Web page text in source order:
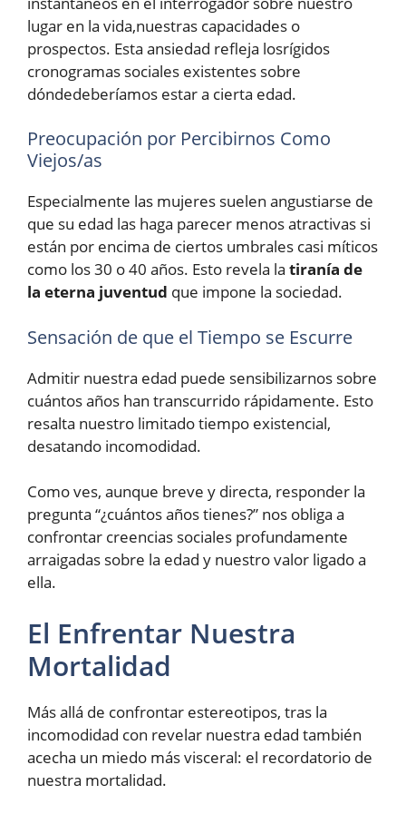
lugar en la vida,nuestras capacidades o
prospectos. Esta ansiedad refleja losrígidos
cronogramas sociales existentes sobre
dóndedeberíamos estar a cierta edad.
Preocupación por Percibirnos Como
Viejos/as
Especialmente las mujeres suelen angustiarse de
que su edad las haga parecer menos atractivas si
están por encima de ciertos umbrales casi míticos
como los 30 o 40 años. Esto revela la tiranía de
la eterna juventud que impone la sociedad.
Sensación de que el Tiempo se Escurre
Admitir nuestra edad puede sensibilizarnos sobre
cuántos años han transcurrido rápidamente. Esto
resalta nuestro limitado tiempo existencial,
desatando incomodidad.
Como ves, aunque breve y directa, responder la
pregunta “¿cuántos años tienes?” nos obliga a
confrontar creencias sociales profundamente
arraigadas sobre la edad y nuestro valor ligado a
ella.
El Enfrentar Nuestra
Mortalidad
Más allá de confrontar estereotipos, tras la
incomodidad con revelar nuestra edad también
acecha un miedo más visceral: el recordatorio de
nuestra mortalidad.